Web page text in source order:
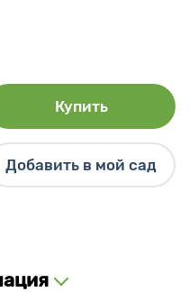
Купить
Добавить в мой сад